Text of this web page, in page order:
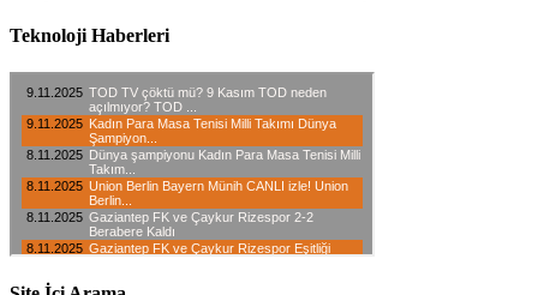
Teknoloji Haberleri